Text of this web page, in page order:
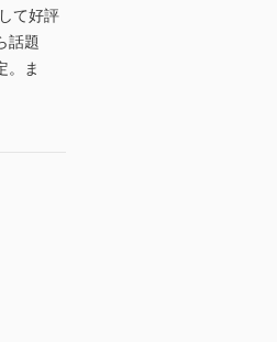
て好評
話題
。ま